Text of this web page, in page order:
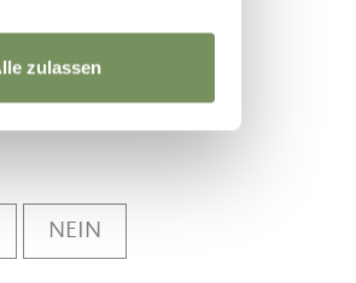
zulassen
NEIN